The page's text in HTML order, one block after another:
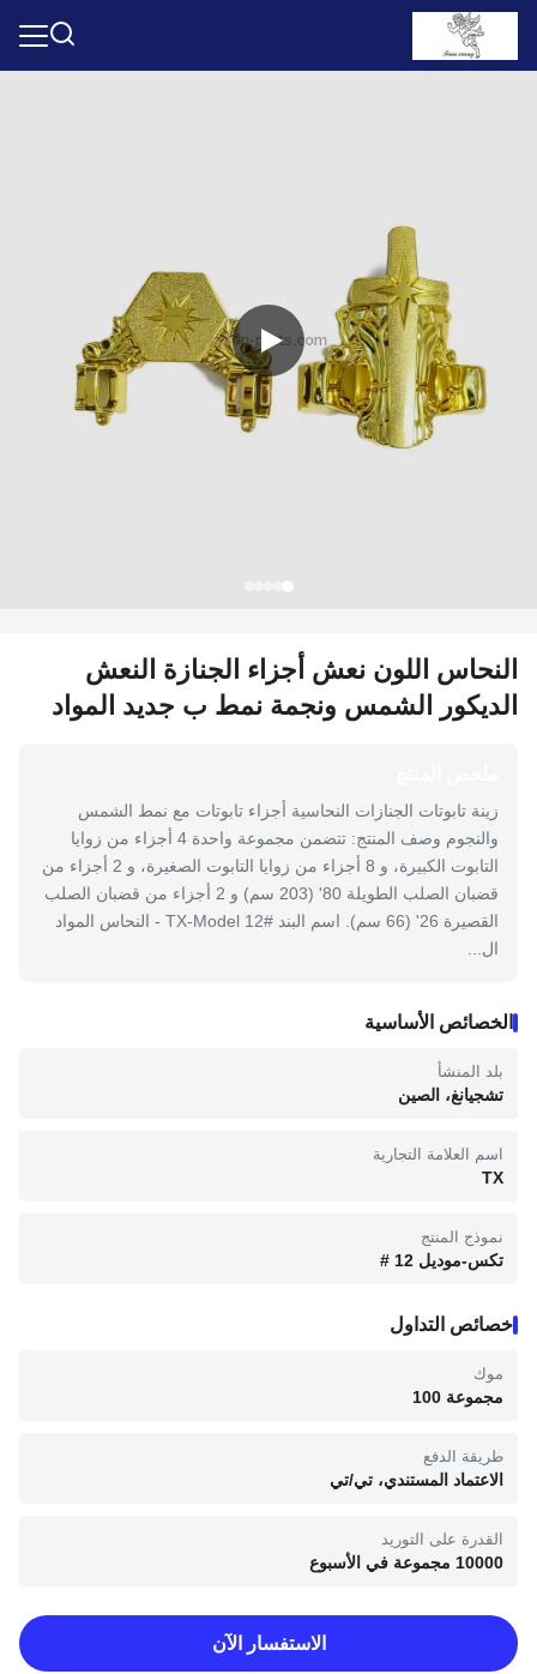
النحاس اللون نعش أجزاء الجنازة النعش
الديكور الشمس ونجمة نمط ب جديد المواد
زينة تابوتات الجنازات النحاسية أجزاء تابوتات مع نمط الشمس
والنجوم وصف المنتج: تتضمن مجموعة واحدة 4 أجزاء من زوايا
التابوت الكبيرة، و 8 أجزاء من زوايا التابوت الصغيرة، و 2 أجزاء من
قضبان الصلب الطويلة 80' (203 سم) و 2 أجزاء من قضبان الصلب
القصيرة 26' (66 سم). اسم البند TX-Model 12# - النحاس المواد
ال...
الخصائص الأساسية
بلد المنشأ
تشجيانغ، الصين
اسم العلامة التجارية
TX
نموذج المنتج
تكس-موديل 12 #
خصائص التداول
موك
مجموعة 100
طريقة الدفع
الاعتماد المستندي، تي/تي
القدرة على التوريد
10000 مجموعة في الأسبوع
الاستفسار الآن